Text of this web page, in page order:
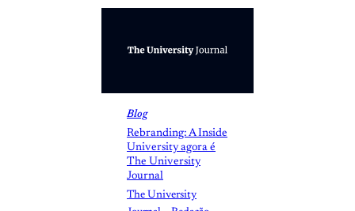
Blog
Rebranding: A Inside
University agora é
The University
Journal
The University